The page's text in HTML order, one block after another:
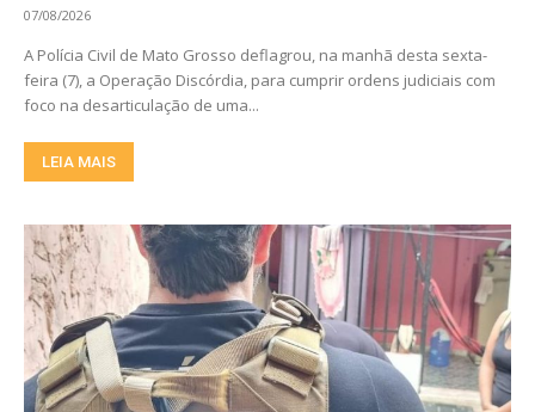
07/08/2026
A Polícia Civil de Mato Grosso deflagrou, na manhã desta sexta-
feira (7), a Operação Discórdia, para cumprir ordens judiciais com
foco na desarticulação de uma...
LEIA MAIS